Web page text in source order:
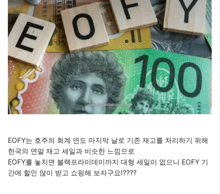
EOFY는 호주의 회계 연도 마지막 날로 기존 재고를 처리하기 위해
한국의 연말 재고 세일과 비슷한 느낌으로
EOFY를 놓치면 블랙프라이데이까지 대형 세일이 없으니 EOFY 기
간에 할인 많이 받고 쇼핑해 보자구요!????